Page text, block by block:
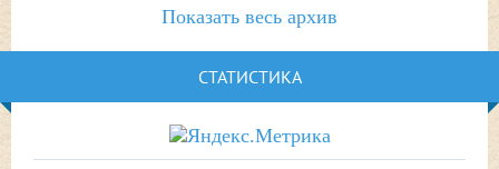
Показать весь архив
СТАТИСТИКА